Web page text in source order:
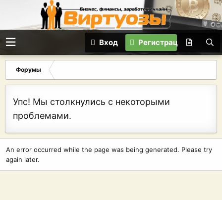
Вход Регистрация
Форумы
Упс! Мы столкнулись с некоторыми
проблемами.
An error occurred while the page was being generated. Please try
again later.